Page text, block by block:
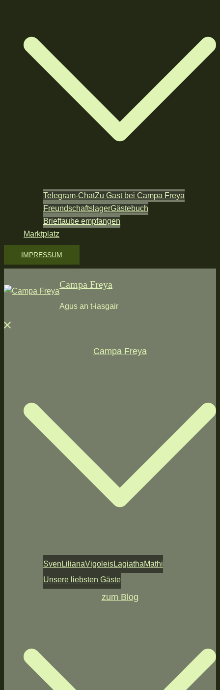
Telegram-ChatZu Gast bei Campa Freya
FreundschaftslagerGästebuch
Brieftaube empfangen
Marktplatz
IMPRESSUM
Campa Freya
Agus an t-iasgair
Menü
Campa Freya
Sven LilianaVigoleisLagiathaMathi
Unsere liebsten Gäste
zum Blog